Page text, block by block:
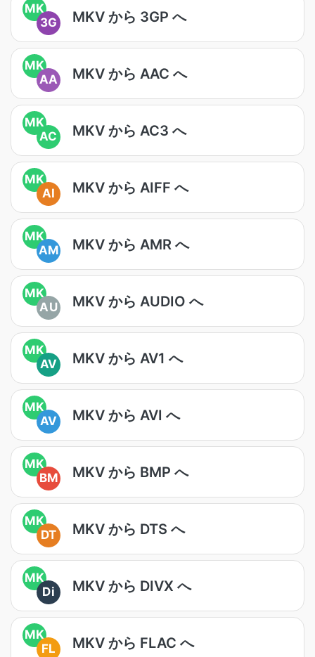
MK
3G
MKV から 3GP へ
MK
AA
MKV から AAC へ
MK
AC
MKV から AC3 へ
MK
AI
MKV から AIFF へ
MK
AM
MKV から AMR へ
MK
AU
MKV から AUDIO へ
MK
AV
MKV から AV1 へ
MK
AV
MKV から AVI へ
MK
BM
MKV から BMP へ
MK
DT
MKV から DTS へ
MK
Di
MKV から DIVX へ
MK
FL
MKV から FLAC へ